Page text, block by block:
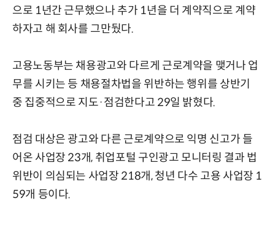
으로 1년간 근무했으나 추가 1년을 더 계약직으로 계약
하자고 해 회사를 그만뒀다.
고용노동부는 채용광고와 다르게 근로계약을 맺거나 업
무를 시키는 등 채용절차법을 위반하는 행위를 상반기
중 집중적으로 지도·점검한다고 29일 밝혔다.
점검 대상은 광고와 다른 근로계약으로 익명 신고가 들
어온 사업장 23개, 취업포털 구인광고 모니터링 결과 법
위반이 의심되는 사업장 218개, 청년 다수 고용 사업장 1
59개 등이다.